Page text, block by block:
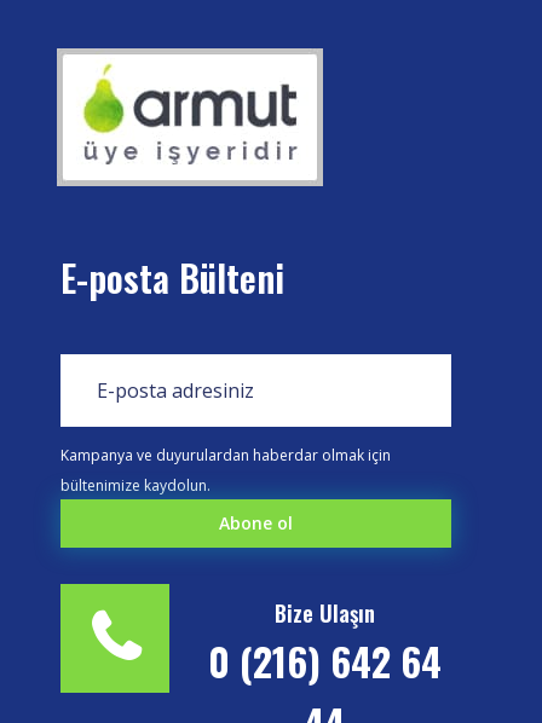
E-posta Bülteni
Kampanya ve duyurulardan haberdar olmak için
bültenimize kaydolun.
Bize Ulaşın
0 (216) 642 64